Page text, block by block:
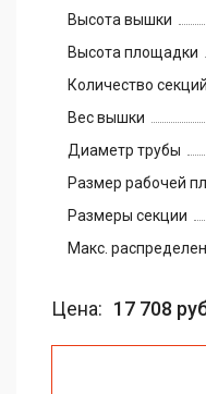
Высота вышки
Высота площадки
Количество секций
Вес вышки
Диаметр трубы
Размер рабочей
Размеры секции
Макс.
Цена: 17 708